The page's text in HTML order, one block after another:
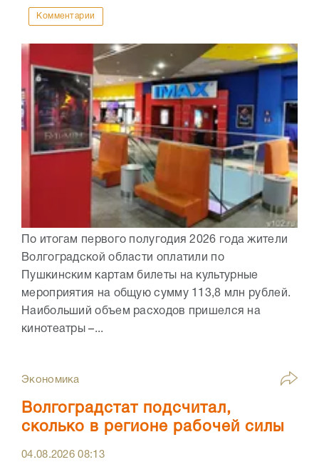
Комментарии
По итогам первого полугодия 2026 года жители
Волгоградской области оплатили по
Пушкинским картам билеты на культурные
мероприятия на общую сумму 113,8 млн рублей.
Наибольший объем расходов пришелся на
кинотеатры –...
Экономика
Волгоградстат подсчитал,
сколько в регионе рабочей силы
04.08.202608:13